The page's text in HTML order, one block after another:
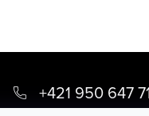
+421 950 647